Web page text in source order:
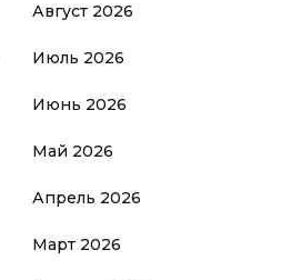
Август 2026
Июль 2026
Июнь 2026
Май 2026
Апрель 2026
Март 2026